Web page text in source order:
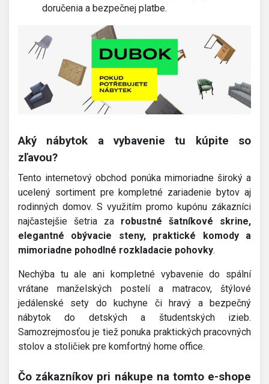
doručenia a bezpečnej platbe.
Aký nábytok a vybavenie tu kúpite so
zľavou?
Tento internetový obchod ponúka mimoriadne široký a
ucelený sortiment pre kompletné zariadenie bytov aj
rodinných domov. S využitím promo kupónu zákazníci
najčastejšie šetria za robustné šatníkové skrine,
elegantné obývacie steny, praktické komody a
mimoriadne pohodlné rozkladacie pohovky.
Nechýba tu ale ani kompletné vybavenie do spální
vrátane manželských postelí a matracov, štýlové
jedálenské sety do kuchyne či hravý a bezpečný
nábytok do detských a študentských izieb.
Samozrejmosťou je tiež ponuka praktických pracovných
stolov a stoličiek pre komfortný home office.
Čo zákazníkov pri nákupe na tomto e-shope